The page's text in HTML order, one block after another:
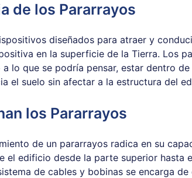
de los Pararrayos
diseñados para atraer y
en la superficie de la Tierra. Los
lo que se podría pensar, estar dentro
el suelo sin afectar a la estructura del
los Pararrayos
de un pararrayos radica en su
el edificio desde la parte superior hasta
de cables y bobinas se encarga